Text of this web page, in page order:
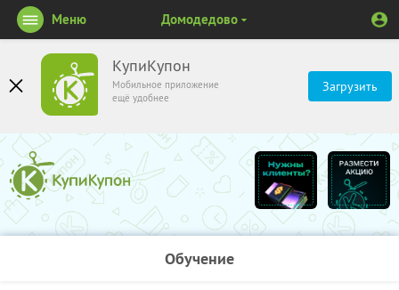
КупиКупон
Мобильное приложение
ещё удобнее
Загрузить
Меню Домодедово
Обучение